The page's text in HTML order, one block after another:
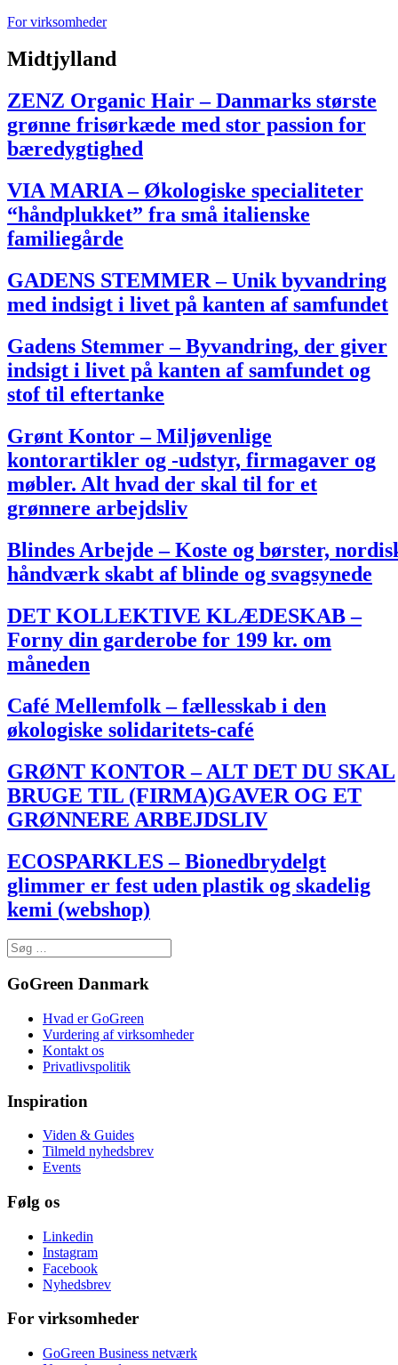
For virksomheder
Midtjylland
ZENZ Organic Hair – Danmarks største
grønne frisørkæde med stor passion for
bæredygtighed
VIA MARIA – Økologiske specialiteter
“håndplukket” fra små italienske
familiegårde
GADENS STEMMER – Unik byvandring
med indsigt i livet på kanten af samfundet
Gadens Stemmer – Byvandring, der giver
indsigt i livet på kanten af samfundet og
stof til eftertanke
Grønt Kontor – Miljøvenlige
kontorartikler og -udstyr, firmagaver og
møbler. Alt hvad der skal til for et
grønnere arbejdsliv
Blindes Arbejde – Koste og børster,
håndværk skabt af blinde og svagsynede
DET KOLLEKTIVE KLÆDESKAB –
Forny din garderobe for 199 kr. om
måneden
Café Mellemfolk – fællesskab i den
økologiske solidaritets-café
GRØNT KONTOR – ALT DET DU SKAL
BRUGE TIL (FIRMA)GAVER OG ET
GRØNNERE ARBEJDSLIV
ECOSPARKLES – Bionedbrydelgt
glimmer er fest uden plastik og skadelig
kemi (webshop)
GoGreen Danmark
Hvad er GoGreen
Vurdering af virksomheder
Kontakt os
Privatlivspolitik
Inspiration
Viden & Guides
Tilmeld nyhedsbrev
Events
Følg os
Linkedin
Instagram
Facebook
Nyhedsbrev
For virksomheder
GoGreen Business netværk